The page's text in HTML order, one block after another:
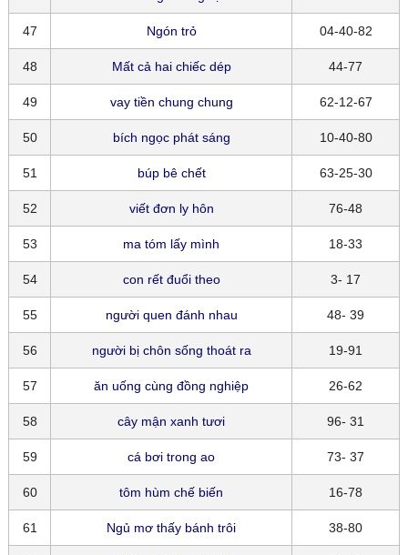
47 Ngón trỏ 04-40-82
48 Mất cả hai chiếc dép 44-77
49 vay tiền chung chung 62-12-67
50 bích ngọc phát sáng 10-40-80
51 búp bê chết 63-25-30
52 viết đơn ly hôn 76-48
53 ma tóm lấy mình 18-33
54 con rết đuổi theo 3- 17
55 người quen đánh nhau 48- 39
56 người bị chôn sống thoát ra 19-91
57 ăn uống cùng đồng nghiệp 26-62
58 cây mận xanh tươi 96- 31
59 cá bơi trong ao 73- 37
60 tôm hùm chế biến 16-78
61 Ngủ mơ thấy bánh trôi 38-80